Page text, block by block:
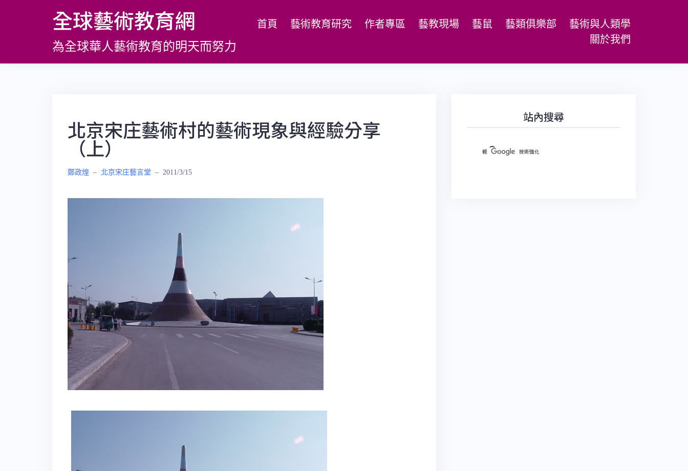
全球藝術教育網
為全球華人藝術教育的明天而努力
首頁 藝術教育研究 作者專區 藝教現場 藝鼠 藝類俱樂部
藝術與人類學
關於我們
北京宋庄藝術村的藝術現象與經驗分享
（上）
鄭政煌 – 北京宋庄藝言堂 – 2011/3/15
站內搜尋